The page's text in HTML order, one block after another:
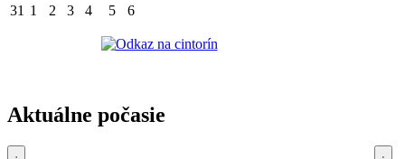
31 1 2 3 4 5 6
Aktuálne počasie